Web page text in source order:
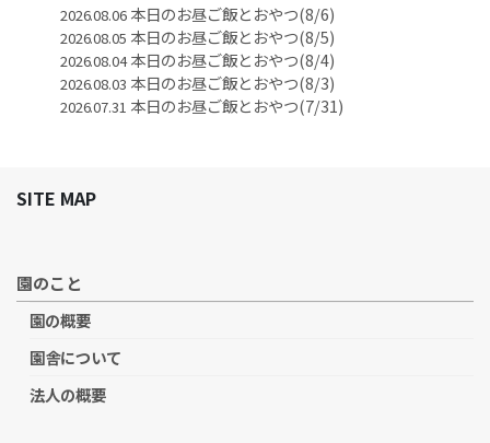
2026.08.06本日のお昼ご飯とおやつ(8/6)
2026.08.05 本日のお昼ご飯とおやつ(8/5)
2026.08.04本日のお昼ご飯とおやつ(8/4)
2026.08.03 本日のお昼ご飯とおやつ(8/3)
2026.07.31 本日のお昼ご飯とおやつ(7/31)
SITE MAP
園のこと
園の概要
園舎について
法人の概要